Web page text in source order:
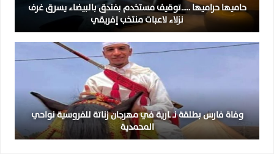
حاميها حراميها …..توقيف مستخدم بفندق بالبيضاء يسرق غرف
نزلاء لاعبات منتخب إفريقي
وفاة فارس بطلقة نـ ـارية في مهرجان زناتة للفروسية نواحي
المحمدية